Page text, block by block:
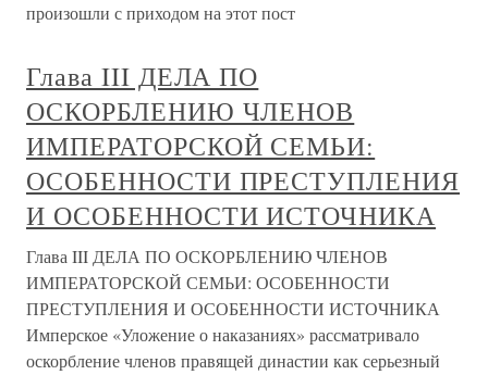
произошли с приходом на этот пост
Глава III ДЕЛА ПО
ОСКОРБЛЕНИЮ ЧЛЕНОВ
ИМПЕРАТОРСКОЙ СЕМЬИ:
ОСОБЕННОСТИ ПРЕСТУПЛЕНИЯ
И ОСОБЕННОСТИ ИСТОЧНИКА
Глава III ДЕЛА ПО ОСКОРБЛЕНИЮ ЧЛЕНОВ
ИМПЕРАТОРСКОЙ СЕМЬИ: ОСОБЕННОСТИ
ПРЕСТУПЛЕНИЯ И ОСОБЕННОСТИ ИСТОЧНИКА
Имперское «Уложение о наказаниях» рассматривало
оскорбление членов правящей династии как серьезный